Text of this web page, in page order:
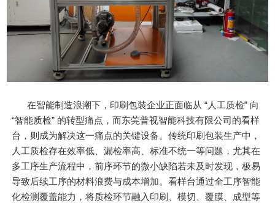
在智能制造浪潮下，印刷包装企业正面临从 “人工质检” 向
“智能质检” 的转型痛点，而东莞普视智能科技有限公司的看样
台，则成为解决这一痛点的关键设备。传统印刷包装生产中，
人工质检存在效率低、漏检率高、标准不统一等问题，尤其在
多工序生产流程中，前序环节的微小缺陷若未及时发现，极易
导致后续工序的材料浪费与成本增加。看样台通过全工序智能
化检测覆盖能力，将质检环节融入印刷、模切、覆膜、成型等